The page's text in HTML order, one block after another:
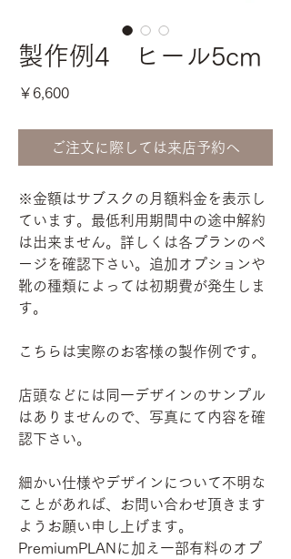
製作例4 ヒール5cm
￥6,600価
ご注文に際しては来店予約へ
※金額はサブスクの月額料金を表示し
ています。最低利用期間中の途中解約
は出来ません。詳しくは各プランのペ
ージを確認下さい。追加オプションや
靴の種類によっては初期費が発生しま
す。
こちらは実際のお客様の製作例です。
店頭などには同一デザインのサンプル
はありませんので、写真にて内容を確
認下さい。
細かい仕様やデザインについて不明な
ことがあれば、お問い合わせ頂きます
ようお願い申し上げます。
PremiumPLANに加え一部有料のオプ